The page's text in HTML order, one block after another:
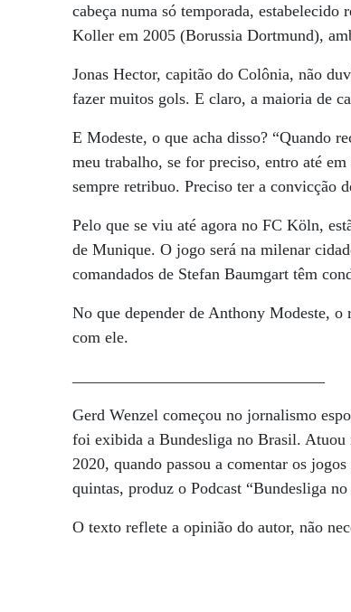
cabeça numa só temporada,
Koller em 2005 (Borussia Dortmund),
Jonas Hector, capitão do Colônia, não
fazer muitos gols. E claro, a maioria de
E Modeste, o que acha disso? “Quando
meu trabalho, se for preciso, entro até
sempre retribuo. Preciso ter a convicção
Pelo que se viu até agora no FC Köln,
de Munique. O jogo será na milenar
comandados de Stefan Baumgart têm
No que depender de Anthony Modeste, o
com ele.
Gerd Wenzel começou no jornalismo
foi exibida a Bundesliga no Brasil. Atuou
2020, quando passou a comentar os
quintas, produz o Podcast “Bundesliga
O texto reflete a opinião do autor, não